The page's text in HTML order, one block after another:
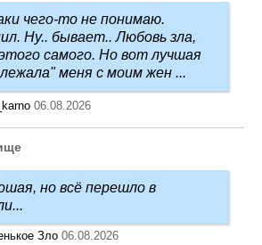
чего-то не понимаю.
Ну.. бывает.. Любовь зла,
самого. Но вот лучшая
меня с моим жен ...
06.08.2026
но всё перешло в
Зло 06.08.2026